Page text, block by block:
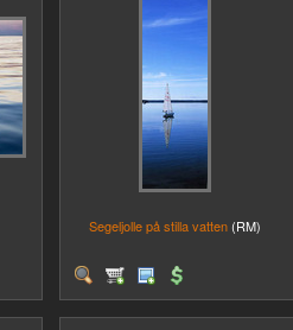
Segeljolle på stilla vatten (RM)